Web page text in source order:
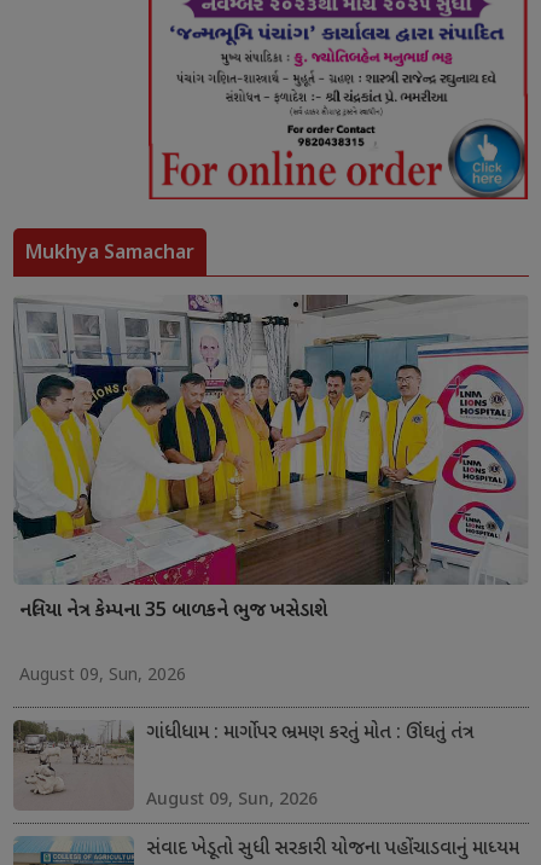
Mukhya Samachar
નલિયા નેત્ર કેમ્પના 35 બાળકને ભુજ ખસેડાશે
August 09, Sun, 2026
ગાંધીધામ : માર્ગો પર ભ્રમણ કરતું મોત : ઊંઘતું તંત્ર
August 09, Sun, 2026
સંવાદ ખેડૂતો સુધી સરકારી યોજના પહોંચાડવાનું માધ્યમ